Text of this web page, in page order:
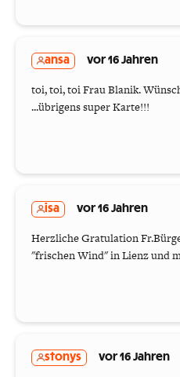
ansa vor 16 Jahren
toi, toi, toi Frau Blanik.
...übrigens super Karte!!!
isa vor 16 Jahren
Herzliche Gratulation
"frischen Wind" in Lienz und
stonys vor 16 Jahren